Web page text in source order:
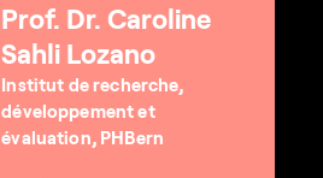
Prof. Dr. Caroline
Sahli Lozano
Institut de recherche,
développement et
évaluation, PHBern